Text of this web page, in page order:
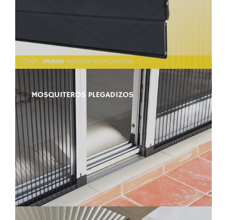
MOSQUITEROS PLEGADIZOS